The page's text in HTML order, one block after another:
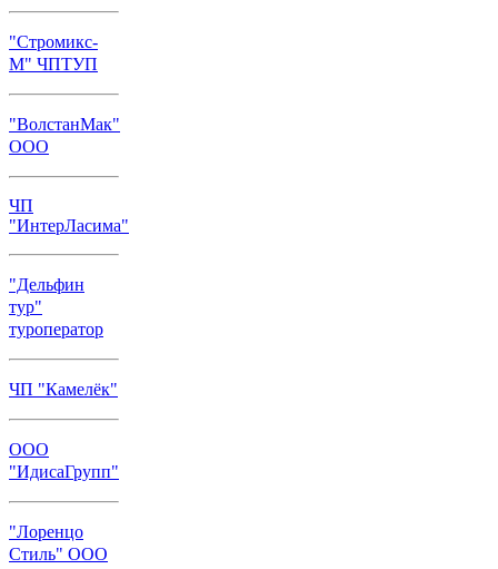
"Стромикс-
М" ЧПТУП
"ВолстанМак"
ООО
ЧП
"ИнтерЛасима"
"Дельфин
тур"
туроператор
ЧП "Камелёк"
ООО
"ИдисаГрупп"
"Лоренцо
Стиль" ООО